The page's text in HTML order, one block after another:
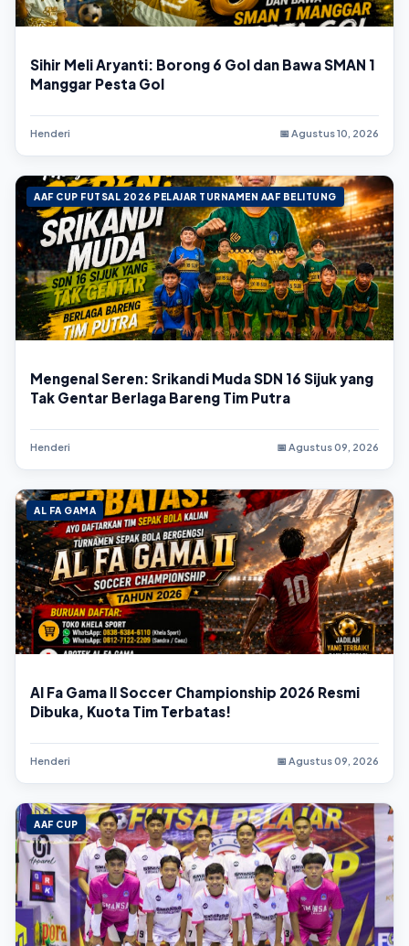
Sihir Meli Aryanti: Borong 6 Gol dan Bawa SMAN 1
Manggar Pesta Gol
Henderi 📅 Agustus 10, 2026
AAF CUP FUTSAL 2026 PELAJAR TURNAMEN AAF BELITUNG
Mengenal Seren: Srikandi Muda SDN 16 Sijuk yang
Tak Gentar Berlaga Bareng Tim Putra
Henderi 📅 Agustus 09, 2026
AL FA GAMA
Al Fa Gama II Soccer Championship 2026 Resmi
Dibuka, Kuota Tim Terbatas!
Henderi 📅 Agustus 09, 2026
AAF CUP